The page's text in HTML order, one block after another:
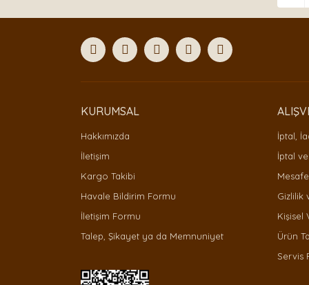
KURUMSAL
Hakkımızda
İletişim
Kargo Takibi
Havale Bildirim Formu
İletişim Formu
Talep, Şikayet ya da Memnuniyet
İptal,
İptal
Gizlilik
Kişisel
Ürün
Servis